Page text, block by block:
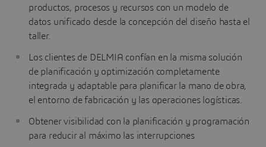
productos, procesos y recursos con un modelo de
datos unificado desde la concepción del diseño hasta el
taller.
Los clientes de DELMIA confían en la misma solución
de planificación y optimización completamente
integrada y adaptable para planificar la mano de obra,
el entorno de fabricación y las operaciones logísticas.
Obtener visibilidad con la planificación y programación
para reducir al máximo las interrupciones